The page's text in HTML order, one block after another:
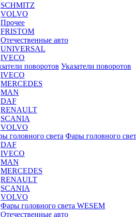
SCHMITZ
VOLVO
Прочее
FRISTOM
Отечественные авто
UNIVERSAL
IVECO
Указатели поворотов
IVECO
MERCEDES
MAN
DAF
RENAULT
SCANIA
VOLVO
Фары головного
DAF
IVECO
MAN
MERCEDES
RENAULT
SCANIA
VOLVO
Фары головного света WESEM
Отечественные авто